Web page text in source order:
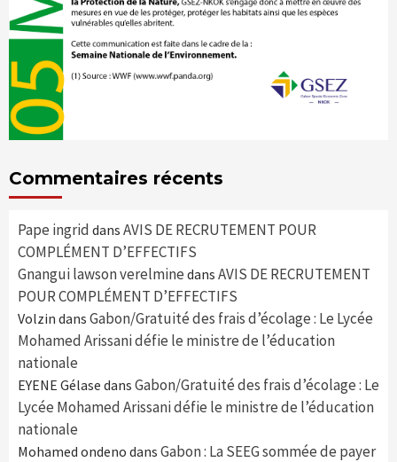
Commentaires récents
Pape ingrid dans AVIS DE RECRUTEMENT POUR
COMPLÉMENT D’EFFECTIFS
Gnangui lawson verelmine dans AVIS DE RECRUTEMENT
POUR COMPLÉMENT D’EFFECTIFS
Volzin dans Gabon/Gratuité des frais d’écolage : Le Lycée
Mohamed Arissani défie le ministre de l’éducation
nationale
EYENE Gélase dans Gabon/Gratuité des frais d’écolage : Le
Lycée Mohamed Arissani défie le ministre de l’éducation
nationale
Mohamed ondeno dans Gabon : La SEEG sommée de payer